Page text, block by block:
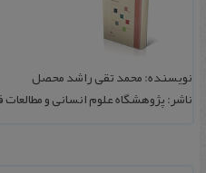
نویسنده: محمد تقی راشد محصل
ناشر: پژوهشگاه علوم انسانی و